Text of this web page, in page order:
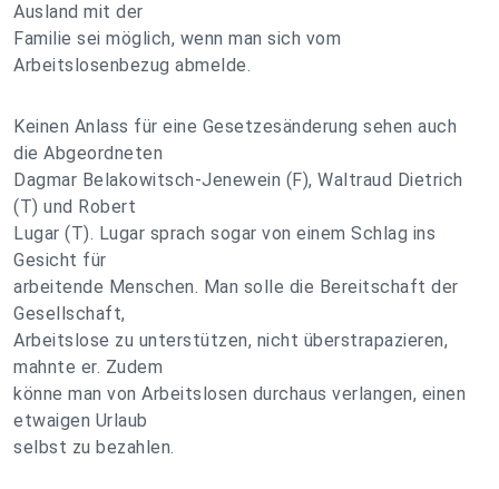
Ausland mit der
Familie sei möglich, wenn man sich vom
Arbeitslosenbezug abmelde.
Keinen Anlass für eine Gesetzesänderung sehen auch
die Abgeordneten
Dagmar Belakowitsch-Jenewein (F), Waltraud Dietrich
(T) und Robert
Lugar (T). Lugar sprach sogar von einem Schlag ins
Gesicht für
arbeitende Menschen. Man solle die Bereitschaft der
Gesellschaft,
Arbeitslose zu unterstützen, nicht überstrapazieren,
mahnte er. Zudem
könne man von Arbeitslosen durchaus verlangen, einen
etwaigen Urlaub
selbst zu bezahlen.